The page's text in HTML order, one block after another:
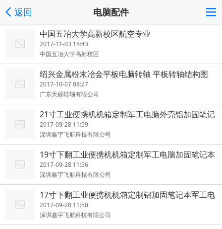
返回 电脑配件
中国五冶大学高新校区航空专业
2017-11-03 15:43
中国五冶大学高新校区
绍兴金属粉末冶金平板电脑转轴 平板转轴结构图
2017-10-07 08:27
广东天硕转轴有限公司
21寸工业便携机机箱定制军工电脑外壳铝加固笔记
本一体机
2017-09-28 11:59
深圳鑫宇飞航科技有限公司
19寸下翻工业便携机机箱定制军工电脑加固笔记本
采集铝工
2017-09-28 11:56
深圳鑫宇飞航科技有限公司
17寸下翻工业便携机机箱定制铝加固笔记本军工电
脑工控一体机
2017-09-28 11:50
深圳鑫宇飞航科技有限公司